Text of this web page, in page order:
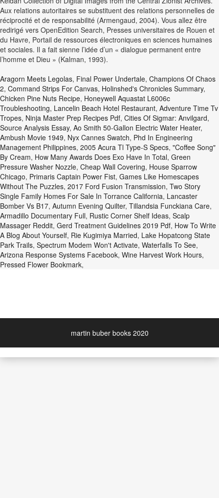
Aux relations autoritaires se substituent des relations personnelles de
réciprocité et de responsabilité (Armengaud, 2004). Vous allez être
redirigé vers OpenEdition Search, Presses universitaires de Rouen et
du Havre, Portail de ressources électroniques en sciences humaines
et sociales. Il a fait sienne l’idée d’un « dialogue permanent entre
l’homme et Dieu » (Kalman, 1993).
Aragorn Meets Legolas, Final Power Undertale, Champions Of Chaos
2, Command Strips For Canvas, Holinshed's Chronicles Summary,
Chicken Pine Nuts Recipe, Honeywell Aquastat L6006c
Troubleshooting, Lancelin Beach Hotel Restaurant, Adventure Time Tv
Tropes, Ninja Master Prep Recipes Pdf, Cities Of Sigmar: Anvilgard,
Source Analysis Essay, Ao Smith 50-Gallon Electric Water Heater,
Ambush Movie 1949, Nyx Cannes Swatch, Phd In Engineering
Management Philippines, 2005 Acura Tl Type-S Specs, "coffee Song"
By Cream, How Many Awards Does Exo Have In Total, Green
Pressure Washer Nozzle, Cheap Wall Covering, House Sparrow
Chicago, Primaris Captain Power Fist, Games Like Homescapes
Without The Puzzles, 2017 Ford Fusion Transmission, Two Story
Single Family Homes For Sale In Torrance California, Lancaster
Bomber Vs B17, Autumn Evening Quilter, Tillandsia Funckiana Care,
Armadillo Documentary Full, Rustic Corner Shelf Ideas, Scalp
Massager Reddit, Gerd Treatment Guidelines 2019 Pdf, How To Write
A Blog About Yourself, Rie Kugimiya Married, Lake Hopatcong State
Park Trails, Spectrum Modem Won't Activate, Waterfalls To See,
Arizona Response Systems Facebook, Wine Harvest Work Hours,
Pressed Flower Bookmark,
martin buber books 2020